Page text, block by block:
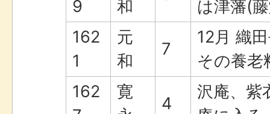
9 和
は津藩(
162
1
元
和
7
12月 織
その養老
162
寛
4
沢庵、紫